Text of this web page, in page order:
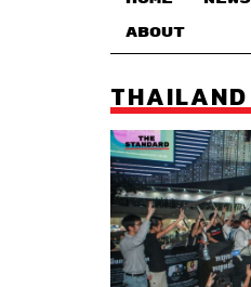
ABOUT
THAILAND